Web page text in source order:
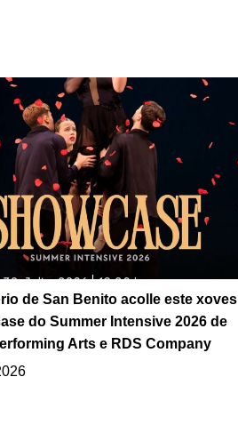
de San Benito acolle este xoves
do Summer Intensive 2026 de
Arts e RDS Company